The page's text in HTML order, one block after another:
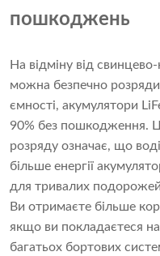
пошкоджень
На відміну від
можна безпечно
ємності, акумулятори
90% без пошкодження.
розряду означає, що
більше енергії
для тривалих
Ви отримаєте більше
якщо ви покладаєтеся
багатьох бортових